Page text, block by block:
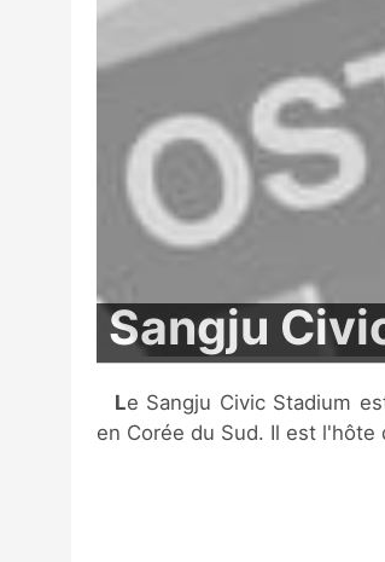
Sangju
Le Sangju Civic Stadium est un stade multi-sports situé à Sangju,
en Corée du Sud. Il est l'hôte